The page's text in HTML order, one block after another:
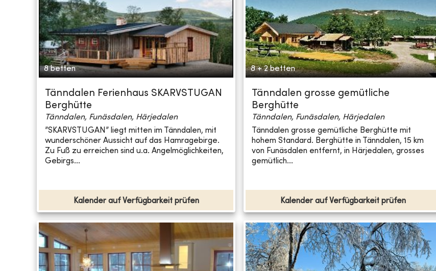
8 betten
Tänndalen Ferienhaus SKARVSTUGAN
Berghütte
Tänndalen, Funäsdalen, Härjedalen
”SKARVSTUGAN” liegt mitten im Tänndalen, mit
wunderschöner Aussicht auf das Hamragebirge.
Zu Fuß zu erreichen sind u.a. Angelmöglichkeiten,
Gebirgs...
Kalender auf Verfügbarkeit prüfen
8 + 2 betten
Tänndalen grosse gemütliche
Berghütte
Tänndalen, Funäsdalen, Härjedalen
Tänndalen grosse gemütliche Berghütte mit
hohem Standard. Berghütte in Tänndalen, 15 km
von Funäsdalen entfernt, in Härjedalen, grosses
gemütlich...
Kalender auf Verfügbarkeit prüfen